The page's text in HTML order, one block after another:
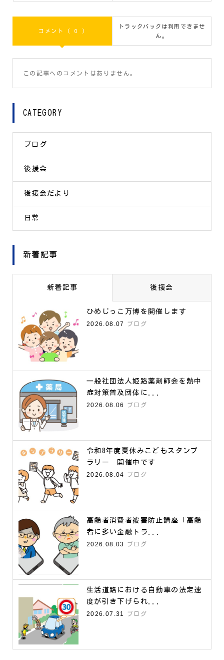
コメント ( 0 )
トラックバックは利用できませ
ん。
この記事へのコメントはありません。
CATEGORY
ブログ
後援会
後援会だより
日常
新着記事
新着記事 後援会
ひめじっこ万博を開催します
2026.08.07
ブログ
一般社団法人姫路薬剤師会を熱中
症対策普及団体に...
2026.08.06
ブログ
令和8年度夏休みこどもスタンプ
ラリー 開催中です
2026.08.04
ブログ
高齢者消費者被害防止講座「高齢
者に多い金融トラ...
2026.08.03
ブログ
生活道路における自動車の法定速
度が引き下げられ...
2026.07.31
ブログ